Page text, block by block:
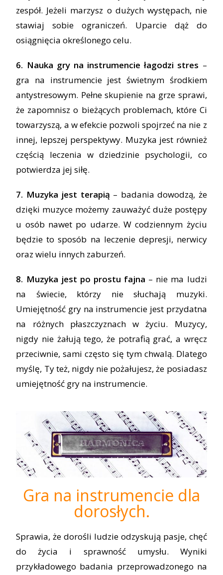
zespół. Jeżeli marzysz o dużych występach, nie
stawiaj sobie ograniczeń. Uparcie dąż do
osiągnięcia określonego celu.
6. Nauka gry na instrumencie łagodzi stres –
gra na instrumencie jest świetnym środkiem
antystresowym. Pełne skupienie na grze sprawi,
że zapomnisz o bieżących problemach, które Ci
towarzyszą, a w efekcie pozwoli spojrzeć na nie z
innej, lepszej perspektywy. Muzyka jest również
częścią leczenia w dziedzinie psychologii, co
potwierdza jej siłę.
7. Muzyka jest terapią – badania dowodzą, że
dzięki muzyce możemy zauważyć duże postępy
u osób nawet po udarze. W codziennym życiu
będzie to sposób na leczenie depresji, nerwicy
oraz wielu innych zaburzeń.
8. Muzyka jest po prostu fajna – nie ma ludzi
na świecie, którzy nie słuchają muzyki.
Umiejętność gry na instrumencie jest przydatna
na różnych płaszczyznach w życiu. Muzycy,
nigdy nie żałują tego, że potrafią grać, a wręcz
przeciwnie, sami często się tym chwalą. Dlatego
myślę, Ty też, nigdy nie pożałujesz, że posiadasz
umiejętność gry na instrumencie.
Gra na instrumencie dla
dorosłych.
Sprawia, że dorośli ludzie odzyskują pasje, chęć
do życia i sprawność umysłu. Wyniki
przykładowego badania przeprowadzonego na